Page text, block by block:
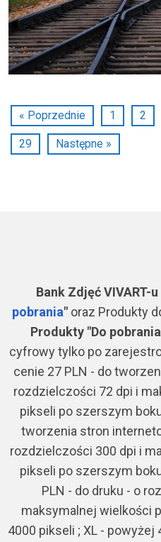
« Poprzednie 1 2
29 Następne »
Bank Zdjęć VIVART-u
pobrania"oraz Produkty
Produkty "Do
cyfrowy tylko po
cenie 27 PLN - do
rozdzielczości 72 dpi i
pikseli po szerszym
tworzenia stron
rozdzielczości 300 dpi i
pikseli po szerszym
PLN - do druku - o
maksymalnej wielkości
4000 pikseli ; XL - powyżej